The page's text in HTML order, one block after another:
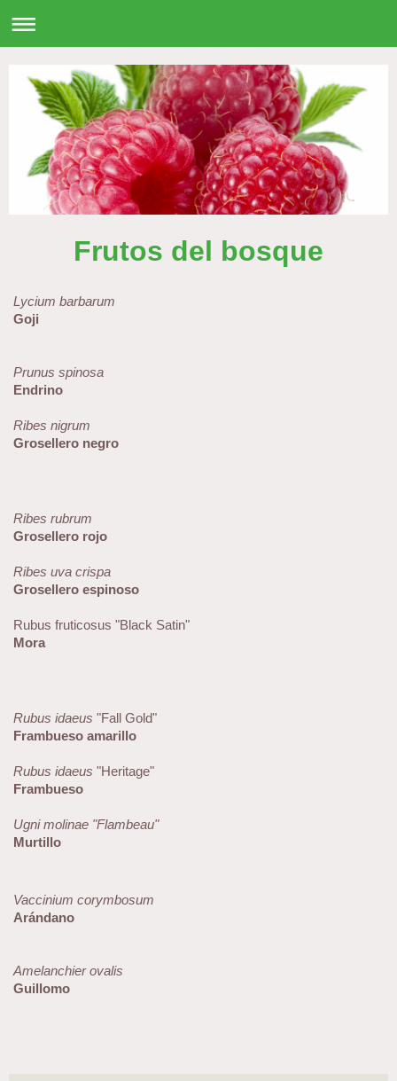
Frutos del bosque
Lycium barbarum
Goji
Prunus spinosa
Endrino
Ribes nigrum
Grosellero negro
Ribes rubrum
Grosellero rojo
Ribes uva crispa
Grosellero espinoso
Rubus fruticosus "Black Satin"
Mora
Rubus idaeus "Fall Gold"
Frambueso amarillo
Rubus idaeus "Heritage"
Frambueso
Ugni molinae "Flambeau"
Murtillo
Vaccinium corymbosum
Arándano
Amelanchier ovalis
Guillomo